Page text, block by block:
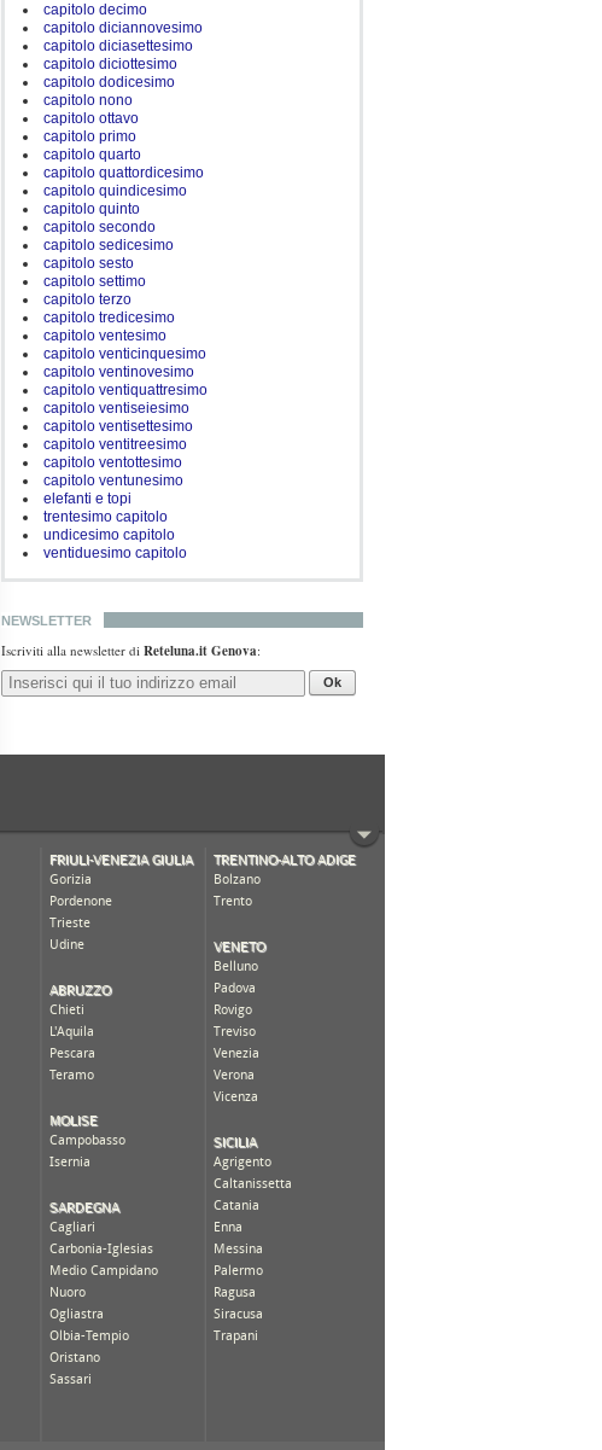
capitolo decimo
capitolo diciannovesimo
capitolo diciasettesimo
capitolo diciottesimo
capitolo dodicesimo
capitolo nono
capitolo ottavo
capitolo primo
capitolo quarto
capitolo quattordicesimo
capitolo quindicesimo
capitolo quinto
capitolo secondo
capitolo sedicesimo
capitolo sesto
capitolo settimo
capitolo terzo
capitolo tredicesimo
capitolo ventesimo
capitolo venticinquesimo
capitolo ventinovesimo
capitolo ventiquattresimo
capitolo ventiseiesimo
capitolo ventisettesimo
capitolo ventitreesimo
capitolo ventottesimo
capitolo ventunesimo
elefanti e topi
trentesimo capitolo
undicesimo capitolo
ventiduesimo capitolo
NEWSLETTER
Iscriviti alla newsletter di Reteluna.it Genova:
Ok